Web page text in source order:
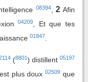
08394, 2 Afin
04209
, Et que tes
01847
(8801) distillent 05197
plus doux02509 que